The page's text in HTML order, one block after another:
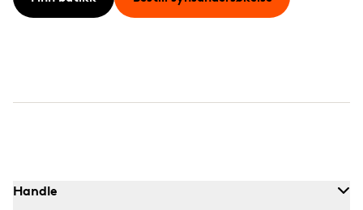
Handle